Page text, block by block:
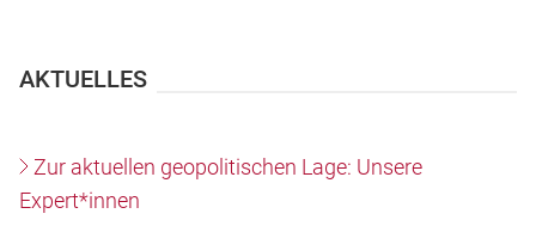
AKTUELLES
Zur aktuellen geopolitischen Lage: Unsere
Expert*innen